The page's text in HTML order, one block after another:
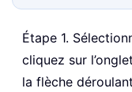
Étape 1.
cliquez sur l’onglet
la flèche